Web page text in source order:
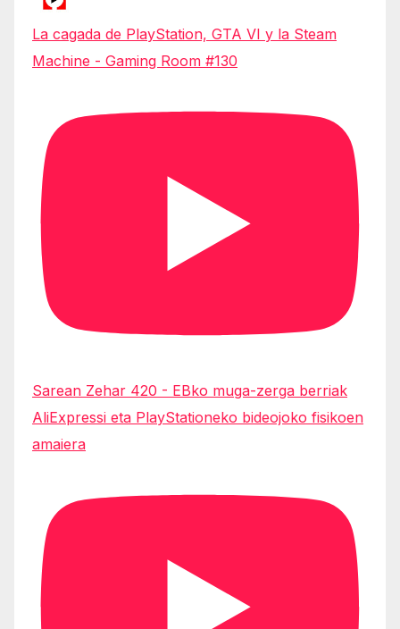
La cagada de PlayStation, GTA VI y la Steam
Machine - Gaming Room #130
Sarean Zehar 420 - EBko muga-zerga berriak
AliExpressi eta PlayStationeko bideojoko fisikoen
amaiera